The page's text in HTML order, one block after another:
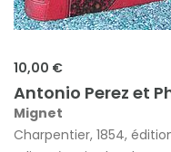
10,00 €
Antonio Perez et
Mignet
Charpentier, 1854,